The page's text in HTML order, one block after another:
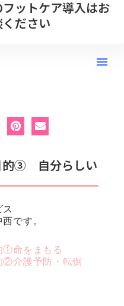
ットケア導入はお
ださい
的③ 自分らしい
です。
①命をまもる
②介護予防・転倒